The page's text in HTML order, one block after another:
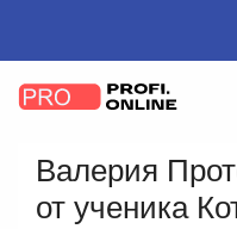
Валерия
от ученика